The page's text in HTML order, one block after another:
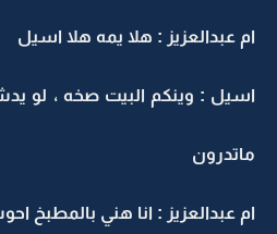
ام عبدالعزيز : هلا يمه هلا اسيل
اسيل : وينكم البيت صخه ، لو
ماتدرون
ام عبدالعزيز : انا هني بالمطبخ